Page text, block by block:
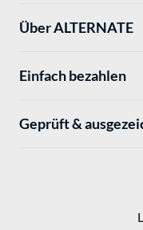
Über ALTERNATE
Einfach bezahlen
Geprüft &